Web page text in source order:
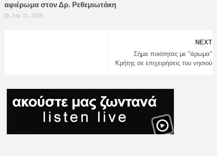
αφιέρωμα στον Δρ. Ρεθεμιωτάκη
July 31, 2026
NEXT
Σήμα ποιότητας με "άρωμα"
Κρήτης σε επιχειρήσεις του νησιού